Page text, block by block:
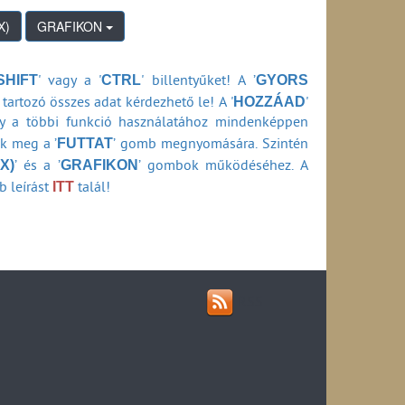
(1990-2007)
2006)
(1990-2006)
(1990-2006)
GRAFIKON
' vagy a 'CTRL' billentyűket! A ’GYORS
összes adat kérdezhető le! A 'HOZZÁAD'
a többi funkció használatához mindenképpen
meg a ’FUTTAT’ gomb megnyomására. Szintén
’ és a ’GRAFIKON’ gombok működéséhez. A
leírást ITT talál!